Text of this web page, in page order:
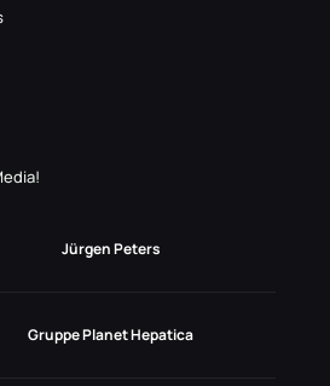
Jürgen Peters
Gruppe Planet Hepatica